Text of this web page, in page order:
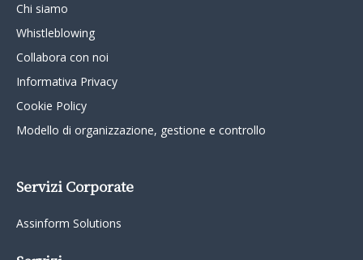
Chi siamo
Whistleblowing
Collabora con noi
Informativa Privacy
Cookie Policy
Modello di organizzazione, gestione e controllo
Servizi Corporate
Assinform Solutions